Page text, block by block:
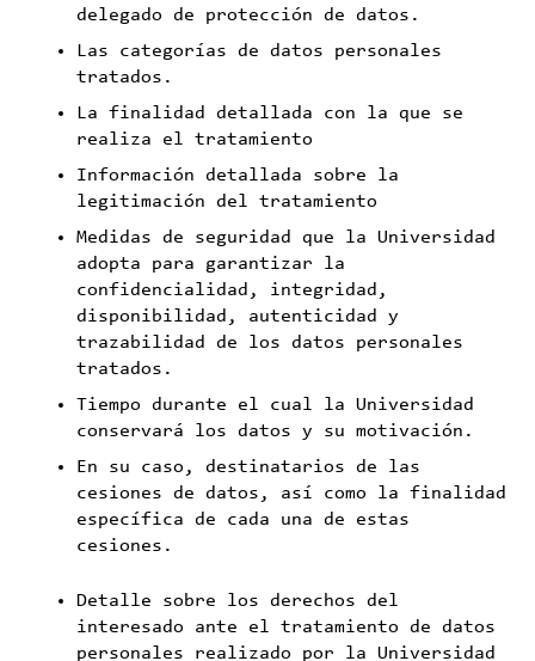
delegado de protección de datos.
Las categorías de datos personales
tratados.
La finalidad detallada con la que se
realiza el tratamiento
Información detallada sobre la
legitimación del tratamiento
Medidas de seguridad que la Universidad
adopta para garantizar la
confidencialidad, integridad,
disponibilidad, autenticidad y
trazabilidad de los datos personales
tratados.
Tiempo durante el cual la Universidad
conservará los datos y su motivación.
En su caso, destinatarios de las
cesiones de datos, así como la finalidad
específica de cada una de estas
cesiones.
Detalle sobre los derechos del
interesado ante el tratamiento de datos
personales realizado por la Universidad